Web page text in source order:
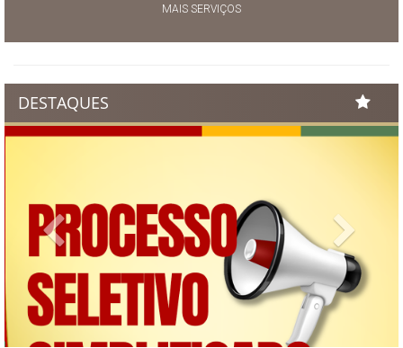
MAIS SERVIÇOS
DESTAQUES
Previous Next